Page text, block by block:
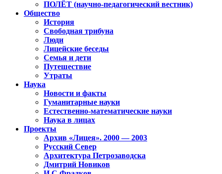
ПОЛЁТ (научно-педагогический вестник)
Общество
История
Свободная трибуна
Люди
Лицейские беседы
Семья и дети
Путешествие
Утраты
Наука
Новости и факты
Гуманитарные науки
Естественно-математические науки
Наука в лицах
Проекты
Архив «Лицея». 2000 — 2003
Русский Север
Архитектура Петрозаводска
Дмитрий Новиков